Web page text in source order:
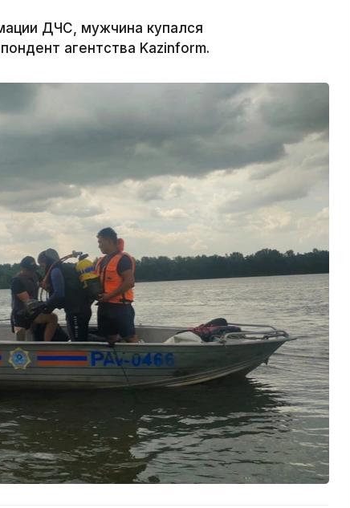
ДЧС, мужчина купался
агентства Kazinform.